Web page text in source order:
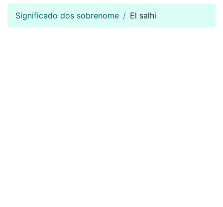
Significado dos sobrenome El salhi